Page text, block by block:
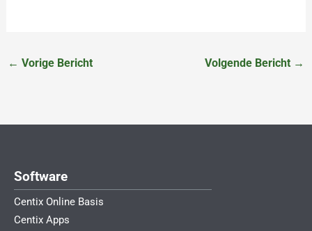
← Vorige Bericht Volgende Bericht →
Software
Centix Online Basis
Centix Apps